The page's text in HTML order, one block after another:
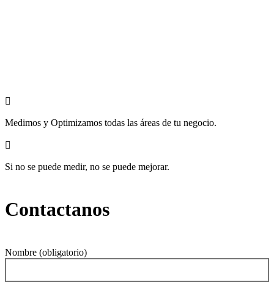

Medimos y Optimizamos todas las áreas de tu negocio.

Si no se puede medir, no se puede mejorar.
Contactanos
Nombre (obligatorio)